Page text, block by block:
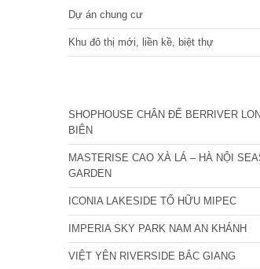
Dự án chung cư
Khu đô thị mới, liền kề, biệt thự
SHOPHOUSE CHÂN ĐẾ BERRIVER
BIÊN
MASTERISE CAO XÀ LÁ – HÀ NỘI
GARDEN
ICONIA LAKESIDE TỐ HỮU MIPEC
IMPERIA SKY PARK NAM AN KHÁNH
VIỆT YÊN RIVERSIDE BẮC GIANG